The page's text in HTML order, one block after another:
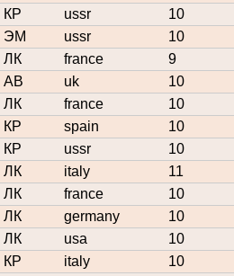
КР
ussr 10
ЭМ
ussr 10
ЛК
france 9
АВ
uk 10
ЛК
france 10
КР
spain 10
КР
ussr 10
ЛК
italy 11
ЛК
france 10
ЛК
germany 10
ЛК
usa 10
КР
italy 10